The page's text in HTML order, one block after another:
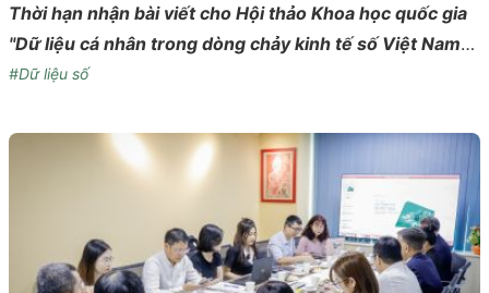
Thời hạn nhận bài viết cho Hội thảo Khoa học quốc gia
"Dữ liệu cá nhân trong dòng chảy kinh tế số Việt Nam"
được gia hạn đến ngày 20/10/2023.
#Dữ liệu số